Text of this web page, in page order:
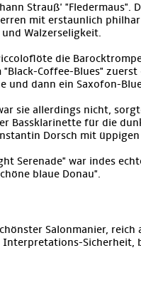
Strauß' "Fledermaus".
mit erstaunlich
Walzerseligkeit.
die
"Black-Coffee-Blues"
und dann ein Saxofon-
sie allerdings nicht,
Bassklarinette für die
Dorsch mit
Serenade" war indes
blaue Donau".
Salonmanier, reich
Interpretations-Sicherheit,